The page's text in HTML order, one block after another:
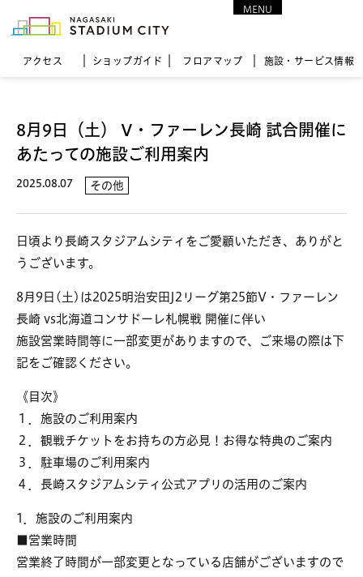
アクセス ショップガイド フロア マップ 施設・サービス情報
MENU
8月9日（土） V・ファーレン長崎 試合開催に
あたっての施設ご利用案内
2025.08.07 その他
日頃より長崎スタジアムシティをご愛顧いただき、ありがと
うございます。
8月9日(土)は2025明治安田J2リーグ第25節V・ファーレン
長崎 vs北海道コンサドーレ札幌戦 開催に伴い
施設営業時間等に一部変更がありますので、ご来場の際は下
記をご確認ください。
《目次》
１．施設のご利用案内
２．観戦チケットをお持ちの方必見！お得な特典のご案内
３．駐車場のご利用案内
４．長崎スタジアムシティ公式アプリの活用のご案内
1．施設のご利用案内
■営業時間
営業終了時間が一部変更となっている店舗がございますので